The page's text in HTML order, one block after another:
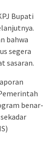
Bupati
bahwa
segera
sasaran.
benar-